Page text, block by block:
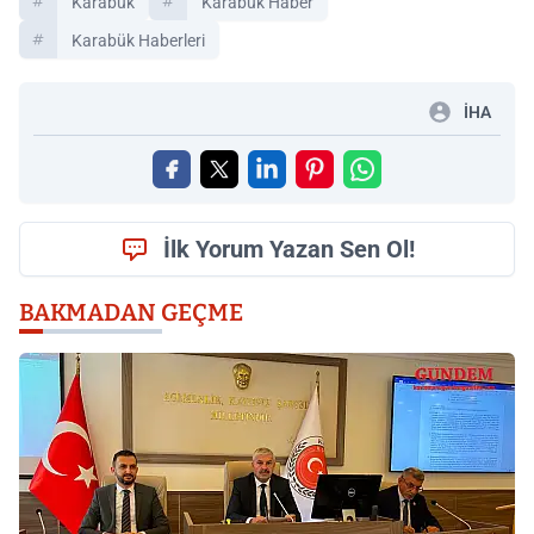
Karabük Haberleri
İHA
İlk Yorum Yazan Sen Ol!
BAKMADAN GEÇME